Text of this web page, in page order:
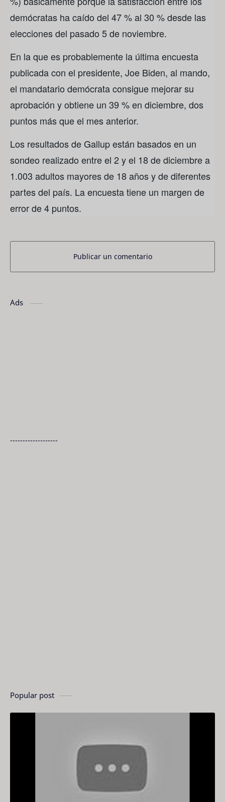
demócratas ha caído del 47 % al 30 % desde las
elecciones del pasado 5 de noviembre.
En la que es probablemente la última encuesta
publicada con el presidente, Joe Biden, al mando,
el mandatario demócrata consigue mejorar su
aprobación y obtiene un 39 % en diciembre, dos
puntos más que el mes anterior.
Los resultados de Gallup están basados en un
sondeo realizado entre el 2 y el 18 de diciembre a
1.003 adultos mayores de 18 años y de diferentes
partes del país. La encuesta tiene un margen de
error de 4 puntos.
Publicar un comentario
Ads
-------------------
Popular post